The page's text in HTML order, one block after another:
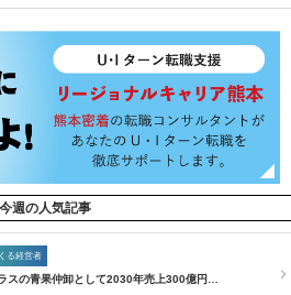
今週の人気記事
る経営者
スの青果仲卸として2030年売上300億円…